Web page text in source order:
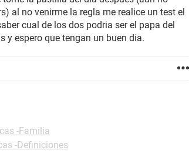
al no venirme la regla me realice un test el
cual de los dos podria ser el papa del
y espero que tengan un buen dia.
-Familia
-Definiciones